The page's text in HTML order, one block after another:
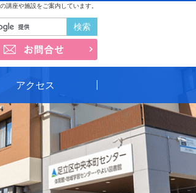
講座や施設をご案内しています。
03-3852-1431
03-3852-1433
アクセス